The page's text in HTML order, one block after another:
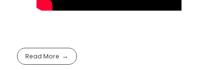
Read More